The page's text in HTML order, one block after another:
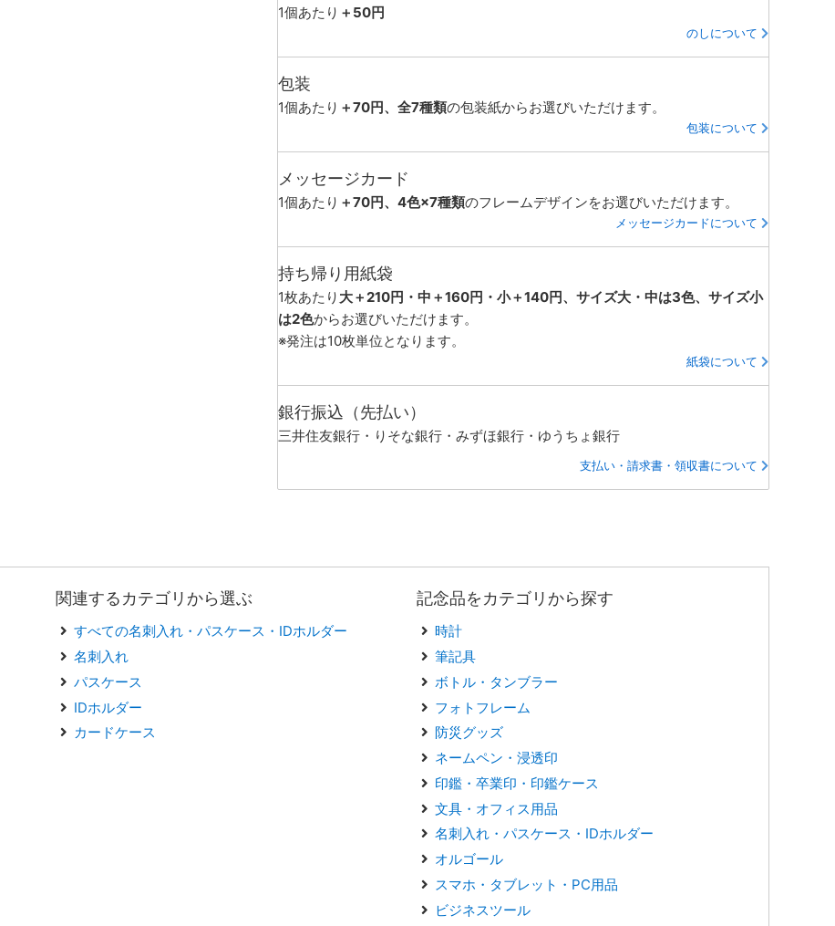
1個あたり ＋50円
のしについて
包装
1個あたり ＋70円、全7種類の包装紙からお選びいただけます。
包装について
メッセージカード
1個あたり ＋70円、4色×7種類のフレームデザインをお選びいただけます。
メッセージカードについて
持ち帰り用紙袋
1枚あたり 大＋210円・中＋160円・小＋140円、サイズ大・中は3色、サイズ小
は2色からお選びいただけます。
※発注は10枚単位となります。
紙袋について
銀行振込（先払い）
三井住友銀行・りそな銀行・みずほ銀行・ゆうちょ銀行
支払い・請求書・領収書について
関連するカテゴリから選ぶ
すべての名刺入れ・パスケース・IDホルダー
名刺入れ
パスケース
IDホルダー
カードケース
記念品をカテゴリから探す
時計
筆記具
ボトル・タンブラー
フォトフレーム
防災グッズ
ネームペン・浸透印
印鑑・卒業印・印鑑ケース
文具・オフィス用品
名刺入れ・パスケース・IDホルダー
オルゴール
スマホ・タブレット・PC用品
ビジネスツール